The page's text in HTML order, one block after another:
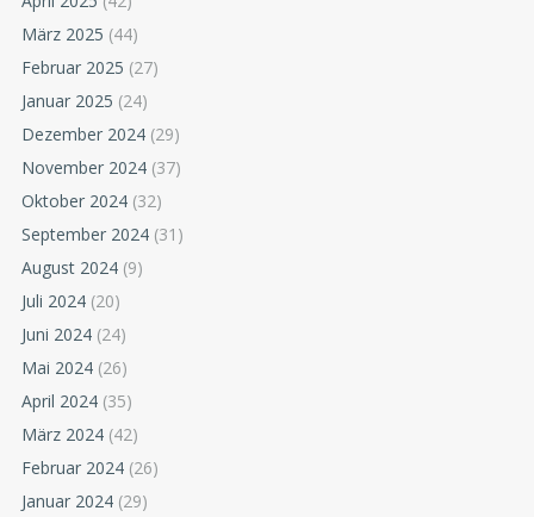
März 2025 (44)
Februar 2025 (27)
Januar 2025 (24)
Dezember 2024 (29)
November 2024 (37)
Oktober 2024 (32)
September 2024 (31)
August 2024 (9)
Juli 2024 (20)
Juni 2024 (24)
Mai 2024 (26)
April 2024 (35)
März 2024 (42)
Februar 2024 (26)
Januar 2024 (29)